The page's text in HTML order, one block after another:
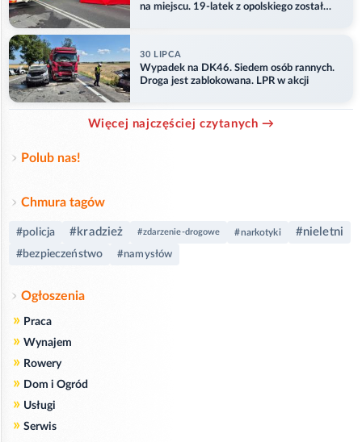
na miejscu. 19-latek z opolskiego został
30 LIPCA
Wypadek na DK46. Siedem osób rannych.
Droga jest zablokowana. LPR w akcji
Więcej najczęściej czytanych →
Polub nas!
Chmura tagów
#policja #kradzież #zdarzenie-drogowe #narkotyki #nieletni
#bezpieczeństwo #namysłów
Ogłoszenia
» Praca
» Wynajem
» Rowery
» Dom i Ogród
» Usługi
» Serwis